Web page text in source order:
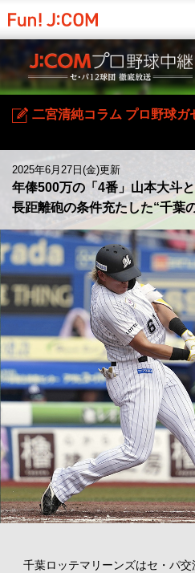
二宮清純コラム プロ野球ガ
2025年6月27日(金)更新
年俸500万の「4番」山本大斗
長距離砲の条件充たした“千葉
千葉ロッテマリーンズはセ・パ